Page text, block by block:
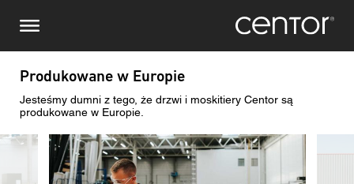
treści
Produkowane w Europie
Jesteśmy dumni z tego, że drzwi i moskitiery Centor są
produkowane w Europie.
Obraz
Prześlij zapytanie
Imię i nazwisko
Numer telefonu Ameryka Północna